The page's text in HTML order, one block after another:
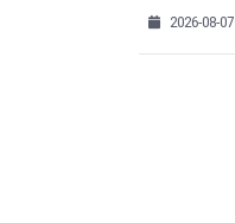
2026-08-07